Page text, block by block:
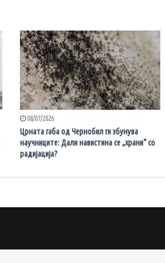
08/07/2026
Црната габа од Чернобил ги збунува
научниците: Дали навистина се „храни“ со
радијација?